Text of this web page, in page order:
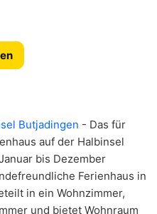
Butjadingen - Das für
auf der Halbinsel
bis Dezember
Ferienhaus in
in ein Wohnzimmer,
und bietet Wohnraum